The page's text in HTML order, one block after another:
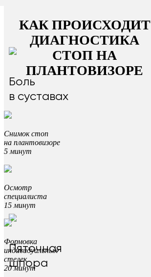
Боль
в суставах
Пяточная
шпора
КАК ПРОИСХОДИТ
ДИАГНОСТИКА
СТОП НА
ПЛАНТОВИЗОРЕ
Снимок стоп
на плантовизоре
5 минут
Осмотр
специалиста
15 минут
Формовка
индивидуальных
стелек
20 минут